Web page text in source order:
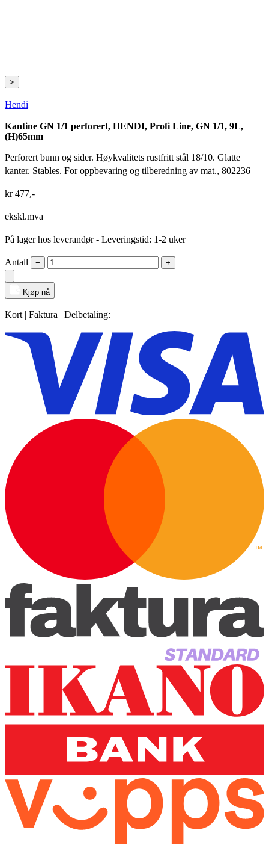
>
Hendi
Kantine GN 1/1 perforert, HENDI, Profi Line, GN 1/1, 9L,
(H)65mm
Perforert bunn og sider. Høykvalitets rustfritt stål 18/10. Glatte
kanter. Stables. For oppbevaring og tilberedning av mat., 802236
kr477,-
ekskl.mva
På lager hos leverandør- Leveringstid: 1-2 uker
Antall − +
Kjøp nå
Kort | Faktura | Delbetaling: